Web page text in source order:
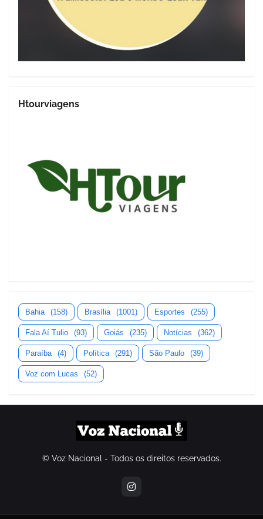
Htourviagens
Bahia (158) Brasília (1001) Esportes (255)
Fala Aí Tulio (93) Goiás (235) Notícias (362)
Paraíba (4) Política (291) São Paulo (39)
Voz com Lucas (52)
© Voz Nacional - Todos os direitos reservados.